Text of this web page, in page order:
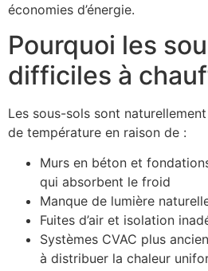
économies d’énergie.
Pourquoi les
difficiles à
Les sous-sols sont
de température en raison de :
Murs en béton et
qui absorbent le froid
Manque de lumière
Fuites d’air et isolation
Systèmes CVAC plus
à distribuer la chaleur